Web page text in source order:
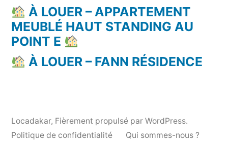
À LOUER – APPARTEMENT
MEUBLÉ HAUT STANDING AU
POINT E
À LOUER – FANN RÉSIDENCE
Locadakar, Fièrement propulsé par WordPress.
Politique de confidentialité
Qui sommes-nous ?